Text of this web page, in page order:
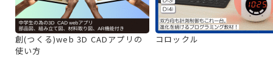
創(つくる)web 3D CADアプリの
使い方
コロックル